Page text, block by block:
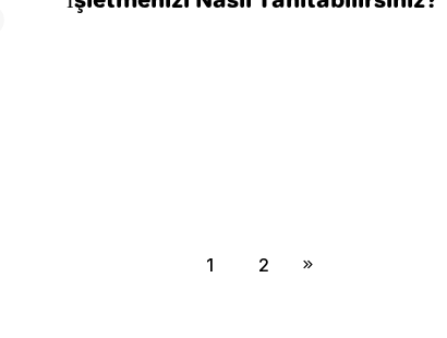
1 2